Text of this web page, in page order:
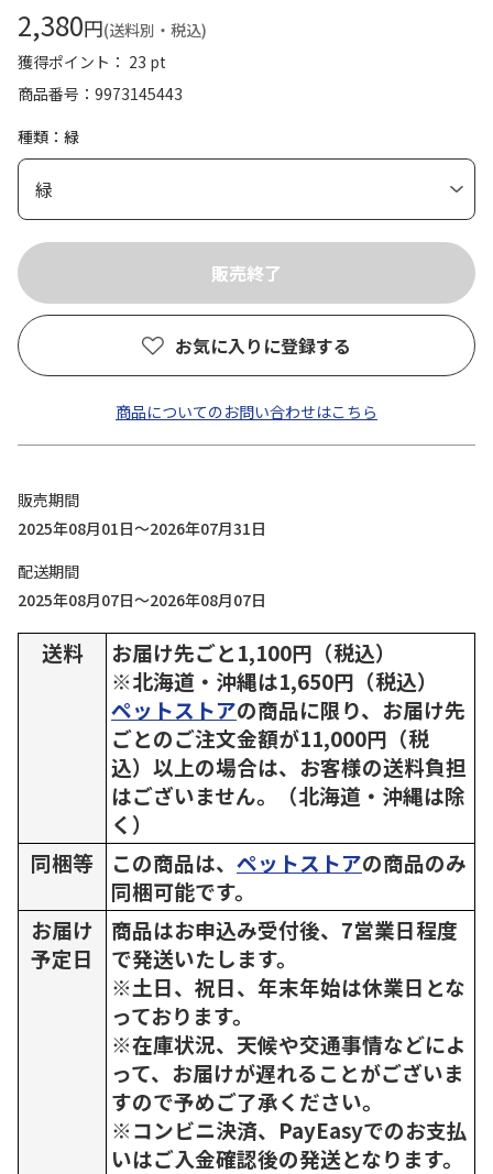
2,380円(送料別・税込)
獲得ポイント： 23 pt
商品番号
9973145443
種類：緑
お気に入りに登録する
商品についてのお問い合わせはこちら
販売期間
2025年08月01日～2026年07月31日
配送期間
2025年08月07日～2026年08月07日
送料
お届け先ごと1,100円（税込）
※北海道・沖縄は1,650円（税込）
ペットストアの商品に限り、お届け先
ごとのご注文金額が11,000円（税
込）以上の場合は、お客様の送料負担
はございません。（北海道・沖縄は除
く）
同梱等
この商品は、 ペットストアの商品のみ
同梱可能です。
お届け
予定日
商品はお申込み受付後、7営業日程度
で発送いたします。
※土日、祝日、年末年始は休業日とな
っております。
※在庫状況、天候や交通事情などによ
って、お届けが遅れることがございま
すので予めご了承ください。
※コンビニ決済、PayEasyでのお支払
いはご入金確認後の発送となります。